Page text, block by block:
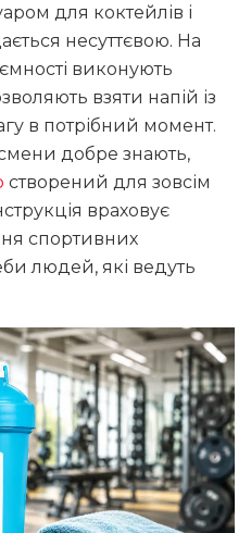
для коктейлів і
несуттєвою. На
виконують
взяти напій із
в потрібний момент.
добре знають,
створений для зовсім
враховує
спортивних
людей, які ведуть